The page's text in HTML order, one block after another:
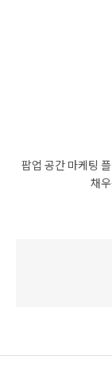
팝업 공간 마케팅
채